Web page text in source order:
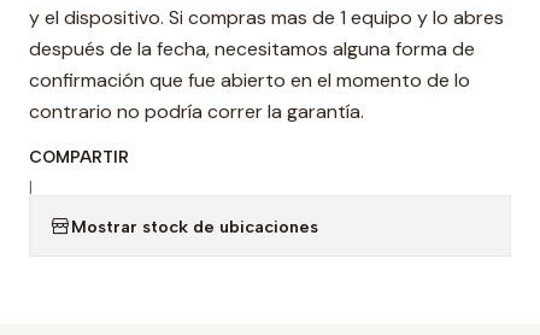
y el dispositivo. Si compras mas de 1 equipo y lo abres
después de la fecha, necesitamos alguna forma de
confirmación que fue abierto en el momento de lo
contrario no podría correr la garantía.
COMPARTIR
|
Mostrar stock de ubicaciones